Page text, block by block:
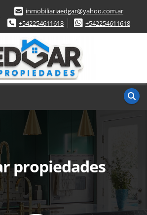
inmobiliariaedgar@yahoo.com.ar
+542254611618
+542254611618
propiedades